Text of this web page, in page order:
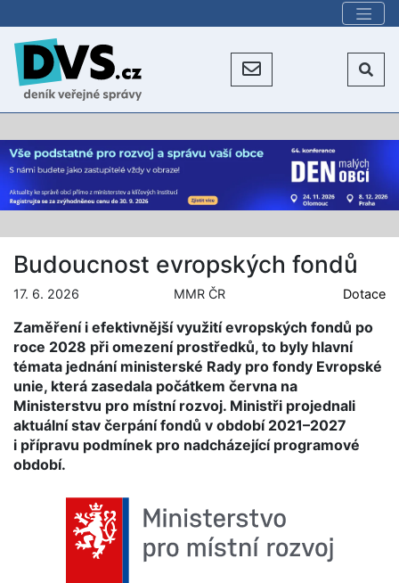
Budoucnost evropských fondů
17. 6. 2026 MMR ČR Dotace
Zaměření i efektivnější využití evropských fondů po
roce 2028 při omezení prostředků, to byly hlavní
témata jednání ministerské Rady pro fondy Evropské
unie, která zasedala počátkem června na
Ministerstvu pro místní rozvoj. Ministři projednali
aktuální stav čerpání fondů v období 2021–2027
i přípravu podmínek pro nadcházející programové
období.